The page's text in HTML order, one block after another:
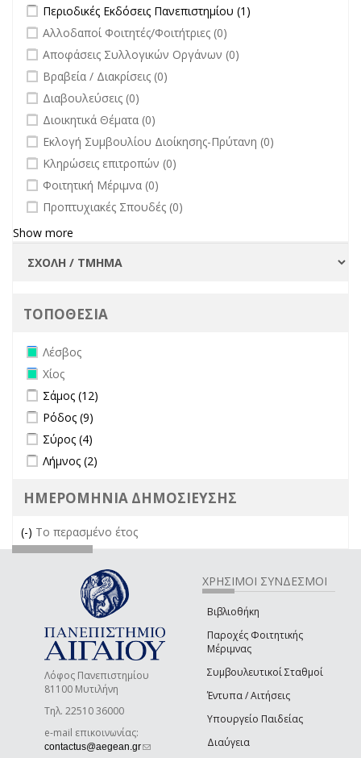
Apply Περιοδικές Εκδόσεις Πανεπιστημίου filter
Περιοδικές Εκδόσεις Πανεπιστημίου (1)
undefined
Αλλοδαποί Φοιτητές/Φοιτήτριες (0)
undefined
Αποφάσεις Συλλογικών Οργάνων (0)
undefined
Βραβεία / Διακρίσεις (0)
undefined
Διαβουλεύσεις (0)
undefined
Διοικητικά Θέματα (0)
undefined
Εκλογή Συμβουλίου Διοίκησης-Πρύτανη (0)
undefined
Κληρώσεις επιτροπών (0)
undefined
Φοιτητική Μέριμνα (0)
undefined
Προπτυχιακές Σπουδές (0)
Show more
ΤΟΠΟΘΕΣΙΑ
Remove Λέσβος filter
Λέσβος
Remove Χίος filter
Χίος
Apply Σάμος filter
Σάμος (12)
Apply Ρόδος filter
Ρόδος (9)
Apply Σύρος filter
Σύρος (4)
Apply Λήμνος filter
Λήμνος (2)
ΗΜΕΡΟΜΗΝΙΑ ΔΗΜΟΣΙΕΥΣΗΣ
(-) Remove Το περασμένο έτος filter
Το περασμένο έτος
Λόφος Πανεπιστημίου
81100 Μυτιλήνη
Τηλ. 22510 36000
e-mail επικοινωνίας:
contactus@aegean.gr(link sends e-mail)
ΧΡΗΣΙΜΟΙ ΣΥΝΔΕΣΜΟΙ
Βιβλιοθήκη
Παροχές Φοιτητικής
Μέριμνας
Συμβουλευτικοί Σταθμοί
Έντυπα / Αιτήσεις
Υπουργείο Παιδείας
Διαύγεια